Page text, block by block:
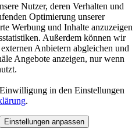
Nutzer, deren Verhalten und
Optimierung unserer
Werbung und Inhalte anzuzeigen
Außerdem können wir
Anbietern abgleichen und
Angebote anzeigen, nur wenn
in den Einstellungen
.
Einstellungen anpassen